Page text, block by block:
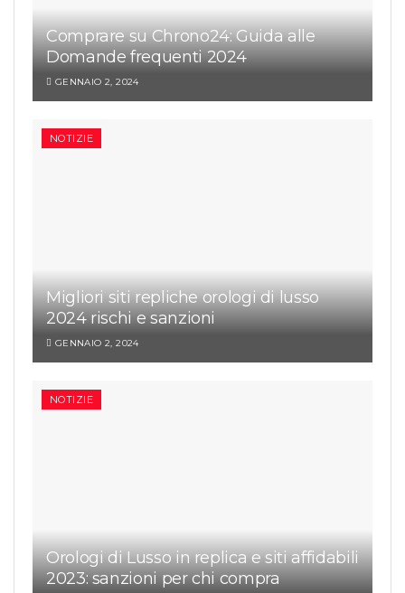
Comprare su Chrono24: Guida alle
Domande frequenti 2024
GENNAIO 2, 2024
NOTIZIE
Migliori siti repliche orologi di lusso
2024 rischi e sanzioni
GENNAIO 2, 2024
NOTIZIE
Orologi di Lusso in replica e siti affidabili
2023: sanzioni per chi compra